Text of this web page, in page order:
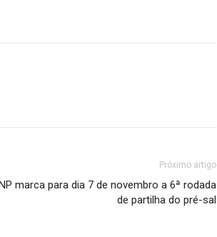
Próximo artigo
marca para dia 7 de novembro a 6ª rodada
de partilha do pré-sal